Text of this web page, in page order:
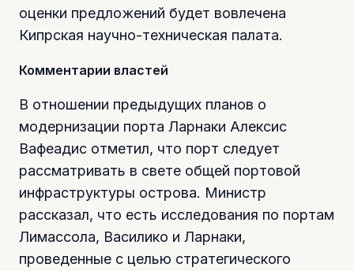
оценки предложений будет вовлечена
Кипрская научно-техническая палата.
Комментарии властей
В отношении предыдущих планов о
модернизации порта Ларнаки Алексис
Вафеадис отметил, что порт следует
рассматривать в свете общей портовой
инфраструктуры острова. Министр
рассказал, что есть исследования по портам
Лимассола, Василико и Ларнаки,
проведенные с целью стратегического